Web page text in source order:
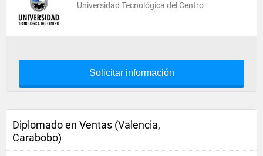
Universidad Tecnológica del Centro
Solicitar información
Diplomado en Ventas (Valencia,
Carabobo)